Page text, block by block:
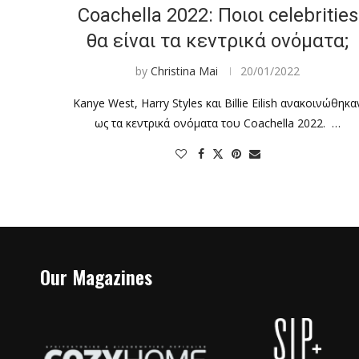
Coachella 2022: Ποιοι celebrities
θα είναι τα κεντρικά ονόματα;
byChristina Mai 20/01/2022
Kanye West, Harry Styles και Billie Eilish
ως τα κεντρικά ονόματα του Coachella 2022. …
Our Magazines